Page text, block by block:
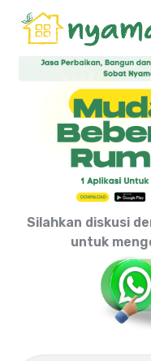
Silahkan diskusi
untuk